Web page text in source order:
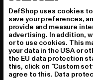
DefShop uses cookies
save your preferences,
provide and measure
advertising. In addition,
or to use cookies. This
your data in the USA or
the EU data protection
this, click on "Custom
agree to this. Data